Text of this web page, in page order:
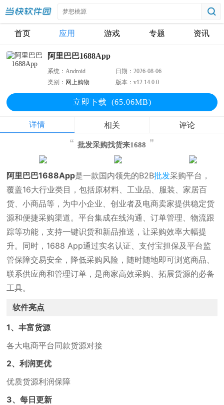
首页 应用 游戏 专题 资讯
阿里巴巴1688App
系统：Android 日期：2026-08-06
类别： 网上购物 版本：v12.14.0.0
立即下载 (65.06MB)
详情 相关 评论
批发采购找货来1688
阿里巴巴1688App是一款国内领先的B2B批发采购平台，
覆盖16大行业类目，包括原材料、工业品、服装、家居百
货、小商品等，为中小企业、创业者及电商卖家提供稳定货
源和便捷采购渠道。平台集成在线沟通、订单管理、物流跟
踪等功能，支持一键识货和新品推送，让采购效率大幅提
升。同时，1688 App通过实名认证、支付宝担保及平台监
管保障交易安全，降低采购风险，随时随地即可浏览商品、
联系供应商和管理订单，是商家高效采购、拓展货源的必备
工具。
软件亮点
1、丰富货源
各大电商平台同款货源对接
2、利润更优
优质货源利润保障
3、每日更新